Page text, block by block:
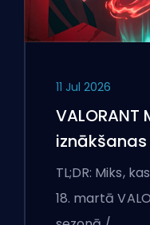
11 Jul 2026
TL;DR: Miks,
18. martā